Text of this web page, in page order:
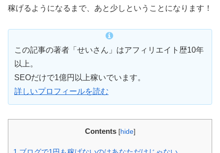
稼げるようになるまで、あと少しということになります！
この記事の著者「せいさん」はアフィリエイト歴10年
以上。
SEOだけで1億円以上稼いでいます。
詳しいプロフィールを読む
Contents [hide]